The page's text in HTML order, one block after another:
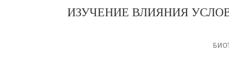
ИЗУЧЕНИЕ ВЛИЯНИЯ